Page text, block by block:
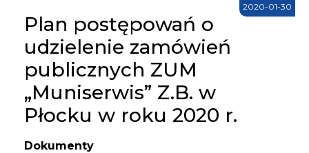
Plan postępowań o
udzielenie zamówień
publicznych ZUM
„Muniserwis” Z.B. w
Płocku w roku 2020 r.
2020-01-30
Dokumenty